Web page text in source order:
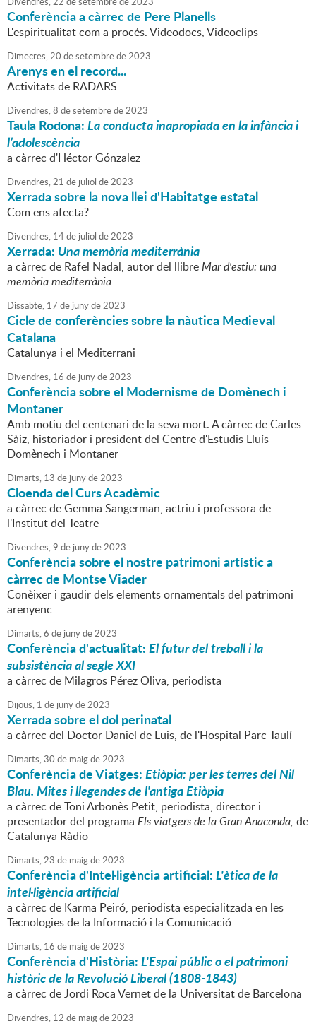
Conferència a càrrec de Pere Planells
L'espiritualitat com a procés. Videodocs, Videoclips
Dimecres,20 desetembrede2023
Arenys en el record...
Activitats de RADARS
Divendres,8 desetembrede2023
Taula Rodona:La conducta inapropiada en la infància i
l’adolescència
a càrrec d'Héctor Gónzalez
Divendres,21 de juliol de2023
Xerrada sobre la nova llei d'Habitatge estatal
Com ens afecta?
Divendres, 14de juliol de2023
Xerrada: Una memòria mediterrània
a càrrec de Rafel Nadal, autor del llibreMar d'estiu: una
memòria mediterrània
Dissabte, 17 de junyde2023
Cicle de conferències sobre la nàutica Medieval
Catalana
Catalunya i el Mediterrani
Divendres, 16 de junyde2023
Conferència sobre el Modernisme de Domènech i
Montaner
Amb motiu del centenari de la seva mort. A càrrec de Carles
Sàiz, historiador i president del Centre d'Estudis Lluís
Domènech i Montaner
Dimarts, 13 de junyde2023
Cloenda del Curs Acadèmic
a càrrec de Gemma Sangerman, actriu i professora de
l'Institut del Teatre
Divendres,9 de junyde2023
Conferència sobre el nostre patrimoni artístic a
càrrec de Montse Viader
Conèixer i gaudir dels elements ornamentals del patrimoni
arenyenc
Dimarts,6 de junyde2023
Conferència d'actualitat:El futur del treball i la
subsistència al segle XXI
a càrrec de Milagros Pérez Oliva, periodista
Dijous, 1 de junyde2023
Xerrada sobre el dol perinatal
a càrrec del Doctor Daniel de Luis, de l'Hospital Parc Taulí
Dimarts,30 de maigde2023
Conferència de Viatges:Etiòpia: per les terres del Nil
Blau. Mites i llegendes de l'antiga Etiòpia
a càrrec de Toni Arbonès Petit, periodista, director i
presentador del programa Els viatgers de la Gran Anaconda, de
Catalunya Ràdio
Dimarts,23 de maigde2023
Conferència d'Intel·ligència artificial:L'ètica de la
intel·ligència artificial
a càrrec de Karma Peiró, periodista especialitzada en les
Tecnologies de la Informació i la Comunicació
Dimarts, 16 de maigde2023
Conferència d'Història:L'Espai públic o el patrimoni
històric de la Revolució Liberal (1808-1843)
a càrrec de Jordi Roca Vernet de la Universitat de Barcelona
Divendres, 12 de maigde2023